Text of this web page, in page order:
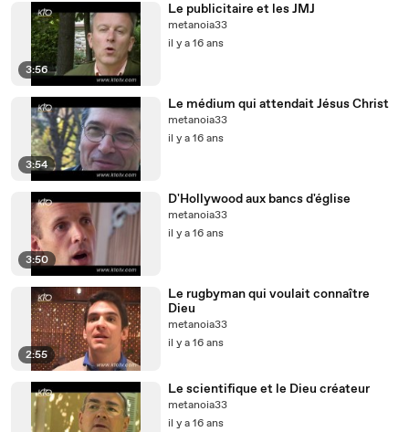
3:56
Le publicitaire et les JMJ
metanoia33
il y a 16 ans
3:54
Le médium qui attendait Jésus Christ
metanoia33
il y a 16 ans
3:50
D'Hollywood aux bancs d'église
metanoia33
il y a 16 ans
2:55
Le rugbyman qui voulait connaître
Dieu
metanoia33
il y a 16 ans
Le scientifique et le Dieu créateur
metanoia33
il y a 16 ans